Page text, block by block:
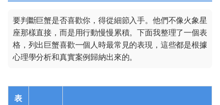
要判斷巨蟹是否喜歡你，得從細節入手。他們不像火象星
座那樣直接，而是用行動慢慢累積。下面我整理了一個表
格，列出巨蟹喜歡一個人時最常見的表現，這些都是根據
心理學分析和真實案例歸納出來的。
表